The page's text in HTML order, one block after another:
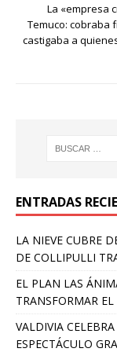
La «empresa
Temuco: cobraba
castigaba a
ENTRADAS
LA NIEVE CUBRE
DE COLLIPULLI
EL PLAN LAS
TRANSFORMAR
VALDIVIA
ESPECTÁCULO